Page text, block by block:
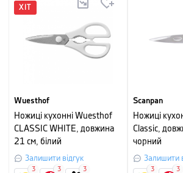
ХІТ
Wuesthof
Ножиці кухонні Wuesthof
CLASSIC WHITE, довжина
21 см, білий
Залишити відгук
3 3 3
Scanpan
Ножиці
Classic,
чорний
Залишити
3 3